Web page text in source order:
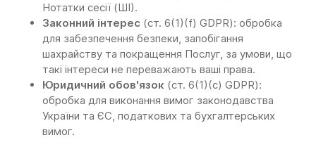
Нотатки сесії (ШІ).
Законний інтерес (ст. 6(1)(f) GDPR): обробка
для забезпечення безпеки, запобігання
шахрайству та покращення Послуг, за умови, що
такі інтереси не переважають ваші права.
Юридичний обов'язок (ст. 6(1)(c) GDPR):
обробка для виконання вимог законодавства
України та ЄС, податкових та бухгалтерських
вимог.